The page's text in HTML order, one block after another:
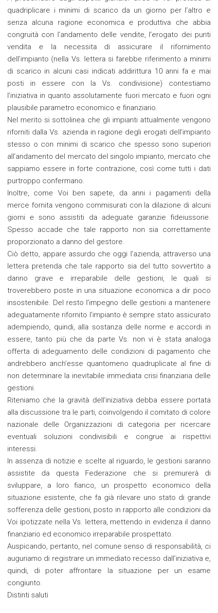
quadriplicare i minimi di scarico da un giorno per l’altro e
senza alcuna ragione economica e produttiva che abbia
congruità con l’andamento delle vendite, l’erogato dei punti
vendita e la necessita di assicurare il rifornimento
dell’impianto (nella Vs. lettera si farebbe riferimento a minimi
di scarico in alcuni casi indicati addirittura 10 anni fa e mai
posti in essere con la Vs. condivisione) contestiamo
l’iniziativa in quanto assolutamente fuori mercato e fuori ogni
plausibile parametro economico e finanziario.
Nel merito si sottolinea che gli impianti attualmente vengono
riforniti dalla Vs. azienda in ragione degli erogati dell’impianto
stesso o con minimi di scarico che spesso sono superiori
all’andamento del mercato del singolo impianto, mercato che
sappiamo essere in forte contrazione, così come tutti i dati
purtroppo confermano.
Inoltre, come Voi ben sapete, da anni i pagamenti della
merce fornita vengono commisurati con la dilazione di alcuni
giorni e sono assistiti da adeguate garanzie fideiussorie.
Spesso accade che tale rapporto non sia correttamente
proporzionato a danno del gestore.
Ciò detto, appare assurdo che oggi l’azienda, attraverso una
lettera pretenda che tale rapporto sia del tutto sovvertito a
danno grave e irreparabile delle gestioni, le quali si
troverebbero poste in una situazione economica a dir poco
insostenibile. Del resto l’impegno delle gestioni a mantenere
adeguatamente rifornito l’impianto è sempre stato assicurato
adempiendo, quindi, alla sostanza delle norme e accordi in
essere, tanto più che da parte Vs. non vi è stata analoga
offerta di adeguamento delle condizioni di pagamento che
andrebbero anch’esse quantomeno quadruplicate al fine di
non determinare la inevitabile immediata crisi finanziaria delle
gestioni.
Riteniamo che la gravità dell’iniziativa debba essere portata
alla discussione tra le parti, coinvolgendo il comitato di colore
nazionale delle Organizzazioni di categoria per ricercare
eventuali soluzioni condivisibili e congrue ai rispettivi
interessi.
In assenza di notizie e scelte al riguardo, le gestioni saranno
assistite da questa Federazione che si premurerà di
sviluppare, a loro fianco, un prospetto economico della
situazione esistente, che fa già rilevare uno stato di grande
sofferenza delle gestioni, posto in rapporto alle condizioni da
Voi ipotizzate nella Vs. lettera, mettendo in evidenza il danno
finanziario ed economico irreparabile prospettato.
Auspicando, pertanto, nel comune senso di responsabilità, ci
auguriamo di registrare un immediato recesso dall’iniziativa e,
quindi, di poter affrontare la situazione per un esame
congiunto.
Distinti saluti